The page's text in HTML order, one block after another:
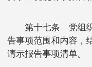
第十七条 党组
告事项范围和内容，
请示报告事项清单。